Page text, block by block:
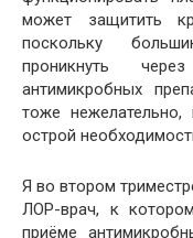
может защитить
поскольку
проникнуть
антимикробных
тоже
острой
Я во втором
ЛОР-врач, к
приёме